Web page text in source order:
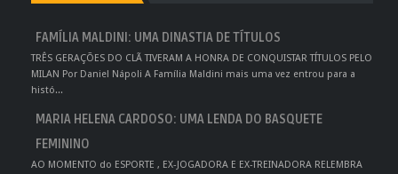
FAMÍLIA MALDINI: UMA DINASTIA DE TÍTULOS
TRÊS GERAÇÕES DO CLÃ TIVERAM A HONRA DE CONQUISTAR TÍTULOS PELO
MILAN Por Daniel Nápoli A Família Maldini mais uma vez entrou para a
histó...
MARIA HELENA CARDOSO: UMA LENDA DO BASQUETE
FEMININO
AO MOMENTO do ESPORTE , EX-JOGADORA E EX-TREINADORA RELEMBRA